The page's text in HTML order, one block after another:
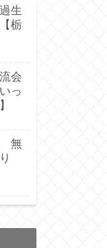
生
栃
会
っ
無
り